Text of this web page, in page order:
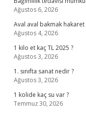
Ağustos 6, 2026
Aval aval bakmak hakaret
Ağustos 4, 2026
1 kilo et kaç TL 2025 ?
Ağustos 3, 2026
1. sınıfta sanat nedir ?
Ağustos 3, 2026
1 kolide kaç su var ?
Temmuz 30, 2026